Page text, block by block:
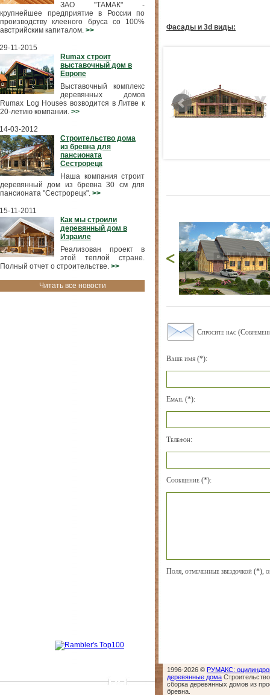
ЗАО "ТАМАК" -
крупнейшее предприятие в России по
производству клееного бруса со 100%
австрийским капиталом. >>
29-11-2015
Rumax строит
выставочный дом в
Европе
Выставочный комплекс
деревянных домов
Rumax Log Houses возводится в Литве к
20-летию компании. >>
14-03-2012
Строительство дома
из бревна для
пансионата
Сестрорецк
Наша компания строит
деревянный дом из бревна 30 см для
пансионата "Сестрорецк". >>
15-11-2011
Как мы строили
деревянный дом в
Израиле
Реализован проект в
этой теплой стране.
Полный отчет о строительстве. >>
Читать все новости
Фасады и 3d виды:
Спросите нас
Ваше имя (*):
Email (*):
Телефон:
Сообщение (*):
Поля, отмеченные звездочкой (*),
1996-2026 © РУМАКС:
деревянные дома
сборка деревянных домов из
бревна.